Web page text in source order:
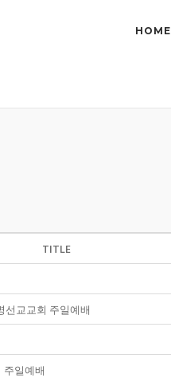
HOME
TITLE
선교교회 주일예배
주일예배